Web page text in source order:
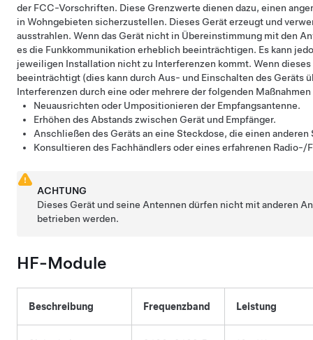
der FCC-Vorschriften. Diese Grenzwerte dienen dazu, einen
in Wohngebieten sicherzustellen. Dieses Gerät erzeugt und
ausstrahlen. Wenn das Gerät nicht in Übereinstimmung mit den
es die Funkkommunikation erheblich beeinträchtigen. Es kann
jeweiligen Installation nicht zu Interferenzen kommt. Wenn
beeinträchtigt (dies kann durch Aus- und Einschalten des Geräts
Interferenzen durch eine oder mehrere der folgenden
Neuausrichten oder Umpositionieren der Empfangsantenne.
Erhöhen des Abstands zwischen Gerät und Empfänger.
Anschließen des Geräts an eine Steckdose, die einen
Konsultieren des Fachhändlers oder eines erfahrenen Radio-/
ACHTUNG
Dieses Gerät und seine Antennen dürfen nicht mit anderen
betrieben werden.
HF-Module
Beschreibung Frequenzband Leistung